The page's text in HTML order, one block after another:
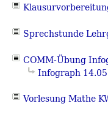
Sprechstunde
COMM-Übung
Infograph 14.05
Vorlesung Mathe